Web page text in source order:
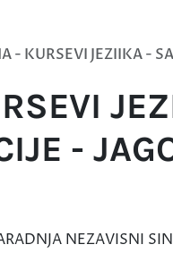
- KURSEVI JEZIIKA -
-